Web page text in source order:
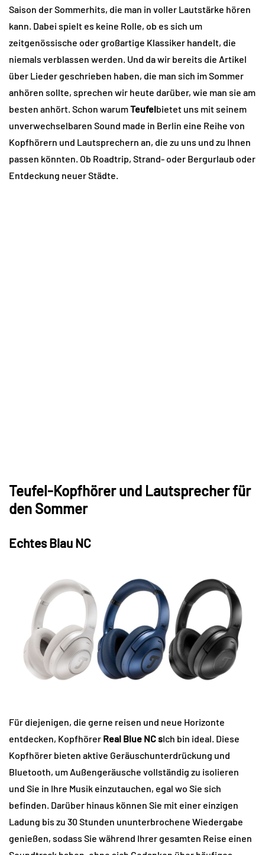
Saison der Sommerhits, die man in voller Lautstärke hören
kann. Dabei spielt es keine Rolle, ob es sich um
zeitgenössische oder großartige Klassiker handelt, die
niemals verblassen werden. Und da wir bereits die Artikel
über Lieder geschrieben haben, die man sich im Sommer
anhören sollte, sprechen wir heute darüber, wie man sie am
besten anhört. Schon warumTeufelbietet uns mit seinem
unverwechselbaren Sound made in Berlin eine Reihe von
Kopfhörern und Lautsprechern an, die zu uns und zu Ihnen
passen könnten. Ob Roadtrip, Strand- oder Bergurlaub oder
Entdeckung neuer Städte.
Teufel-Kopfhörer und Lautsprecher für
den Sommer
Echtes Blau NC
Für diejenigen, die gerne reisen und neue Horizonte
entdecken, Kopfhörer Real Blue NC sIch bin ideal. Diese
Kopfhörer bieten aktive Geräuschunterdrückung und
Bluetooth, um Außengeräusche vollständig zu isolieren
und Sie in Ihre Musik einzutauchen, egal wo Sie sich
befinden. Darüber hinaus können Sie mit einer einzigen
Ladung bis zu 30 Stunden ununterbrochene Wiedergabe
genießen, sodass Sie während Ihrer gesamten Reise einen